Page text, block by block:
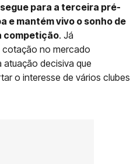
para a terceira pré-
e mantém vivo o sonho de
competição. Já
cotação no mercado
decisiva que
o interesse de vários clubes